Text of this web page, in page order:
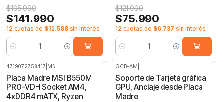
$195.990
$141.990
12 cuotas de $12.588 sin interés
Cantidad
$121.990
$75.990
12 cuotas de $6.737 sin interés
Cantidad
4719072758417 MSI
Placa Madre MSI B550M
PRO-VDH Socket AM4,
4xDDR4 mATX, Ryzen
OFF
GCB-AM
Soporte de Tarjeta gráfica
GPU, Anclaje desde Placa
Madre